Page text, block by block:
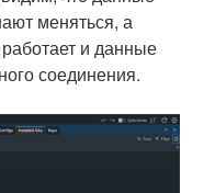
меняться, а
и данные
соединения.